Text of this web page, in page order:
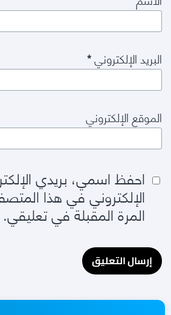
البريد الإلكتروني*
الموقع الإلكتروني
احفظ اسمي، بريدي
الإلكتروني في هذا
المرة المقبلة في تعليقي.